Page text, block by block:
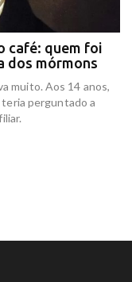
café: quem foi
dos mórmons
muito. Aos 14 anos,
perguntado a